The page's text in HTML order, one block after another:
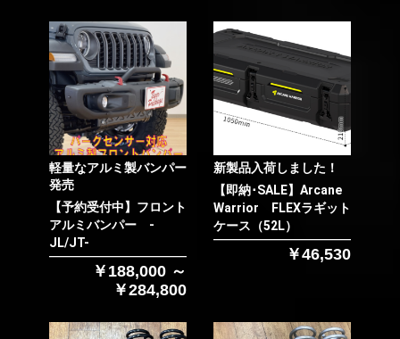
軽量なアルミ製バンパー
発売
【予約受付中】フロント
アルミバンパー -
JL/JT-
￥188,000 ～
￥284,800
新製品入荷しました！
【即納･SALE】Arcane
Warrior FLEXラギット
ケース（52L）
￥46,530